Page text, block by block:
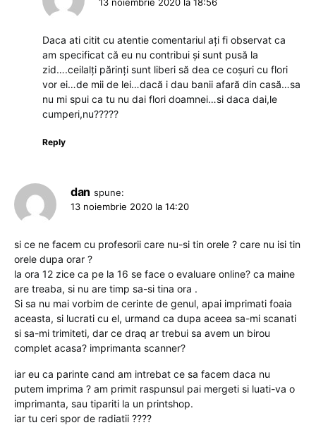
13 noiembrie 2020 la 18:56
Daca ati citit cu atentie comentariul ați fi observat ca
am specificat că eu nu contribui și sunt pusă la
zid….ceilalți părinți sunt liberi să dea ce coșuri cu flori
vor ei…de mii de lei…dacă i dau banii afară din casă…sa
nu mi spui ca tu nu dai flori doamnei…si daca dai,le
cumperi,nu?????
Reply
dan spune:
13 noiembrie 2020 la 14:20
si ce ne facem cu profesorii care nu-si tin orele ? care nu isi tin
orele dupa orar ?
la ora 12 zice ca pe la 16 se face o evaluare online? ca maine
are treaba, si nu are timp sa-si tina ora .
Si sa nu mai vorbim de cerinte de genul, apai imprimati foaia
aceasta, si lucrati cu el, urmand ca dupa aceea sa-mi scanati
si sa-mi trimiteti, dar ce draq ar trebui sa avem un birou
complet acasa? imprimanta scanner?
iar eu ca parinte cand am intrebat ce sa facem daca nu
putem imprima ? am primit raspunsul pai mergeti si luati-va o
imprimanta, sau tipariti la un printshop.
iar tu ceri spor de radiatii ????